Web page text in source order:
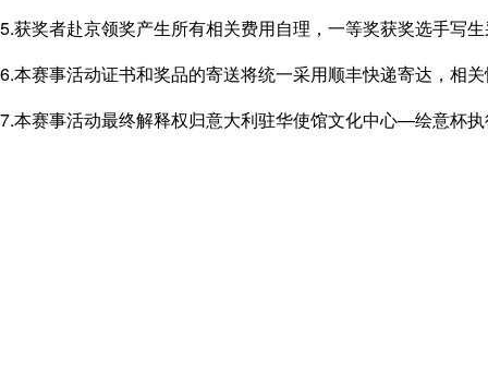
5.获奖者赴京领奖产生所有相关费用自理，一等奖获奖选手写
6.本赛事活动证书和奖品的寄送将统一采用顺丰快递寄达，相
7.本赛事活动最终解释权归意大利驻华使馆文化中心—绘意杯